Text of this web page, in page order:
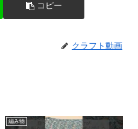
コピー
クラフト動画
編み物